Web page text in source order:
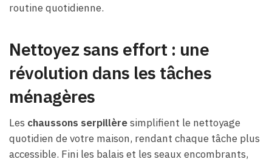
routine quotidienne.
Nettoyez sans effort : une
révolution dans les tâches
ménagères
Les chaussons serpillèresimplifient le nettoyage
quotidien de votre maison, rendant chaque tâche plus
accessible. Fini les balais et les seaux encombrants,